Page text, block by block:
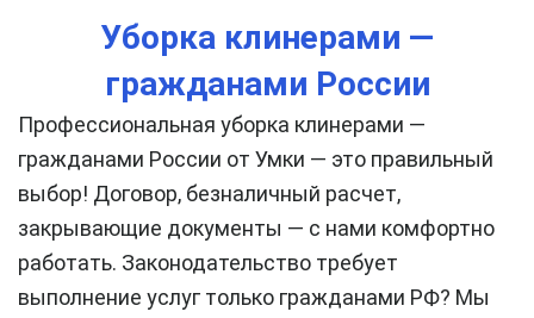
Уборка клинерами —
гражданами России
Профессиональная уборка клинерами —
гражданами России от Умки — это правильный
выбор! Договор, безналичный расчет,
закрывающие документы — с нами комфортно
работать. Законодательство требует
выполнение услуг только гражданами РФ? Мы